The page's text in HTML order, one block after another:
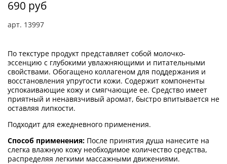
арт. 13997
690 руб
По текстуре продукт представляет собой молочко-
эссенцию с глубокими увлажняющими и питательными
свойствами. Обогащено коллагеном для поддержания и
восстановления упругости кожи. Содержит компоненты
успокаивающие кожу и смягчающие ее. Средство имеет
приятный и ненавязчивый аромат, быстро впитывается не
оставляя липкости.
Подходит для ежедневного применения.
Способ применения: После принятия душа нанесите на
слегка влажную кожу необходимое количество средства,
распределяя легкими массажными движениями.